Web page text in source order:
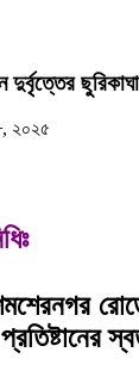
দুর্বৃত্তের
২০২৫